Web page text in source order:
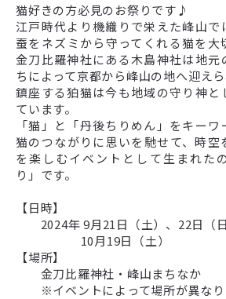
猫好きの方必見のお祭りです♪
江戸時代より機織りで栄えた峰山で
蚕をネズミから守ってくれる猫を大
金刀比羅神社にある木島神社は地元
ちによって京都から峰山の地へ迎え
鎮座する狛猫は今も地域の守り神と
ています。
「猫」と「丹後ちりめん」をキー
猫のつながりに思いを馳せて、時空
を楽しむイベントとして生まれた
り」です。
【日時】
2024年 9月21日（土）、22日（日
10月19日（土）
【場所】
金刀比羅神社・峰山まちなか
※イベントによって場所が異なり